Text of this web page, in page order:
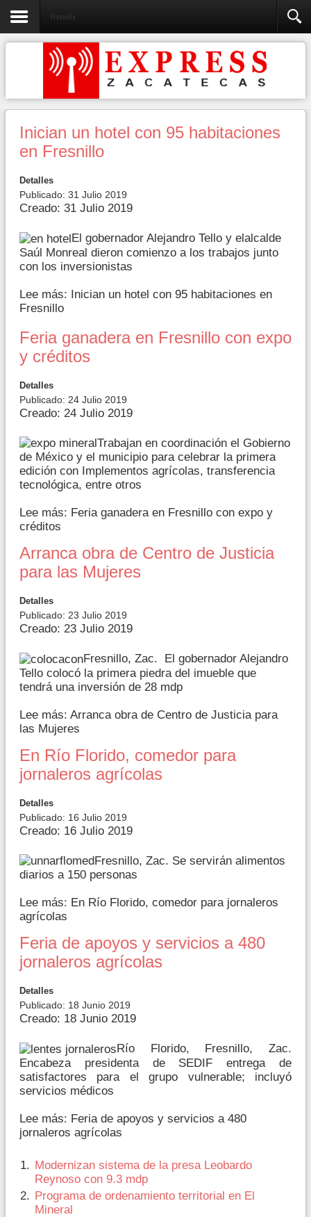
Fresnillo
Inician un hotel con 95 habitaciones
en Fresnillo
Detalles
Publicado: 31 Julio 2019
Creado: 31 Julio 2019
El gobernador Alejandro Tello y elalcalde
Saúl Monreal dieron comienzo a los trabajos junto
con los inversionistas
Lee más: Inician un hotel con 95 habitaciones en
Fresnillo
Feria ganadera en Fresnillo con expo
y créditos
Detalles
Publicado: 24 Julio 2019
Creado: 24 Julio 2019
Trabajan en coordinación el Gobierno
de México y el municipio para celebrar la primera
edición con Implementos agrícolas, transferencia
tecnológica, entre otros
Lee más: Feria ganadera en Fresnillo con expo y
créditos
Arranca obra de Centro de Justicia
para las Mujeres
Detalles
Publicado: 23 Julio 2019
Creado: 23 Julio 2019
Fresnillo, Zac. El gobernador Alejandro
Tello colocó la primera piedra del imueble que
tendrá una inversión de 28 mdp
Lee más: Arranca obra de Centro de Justicia para
las Mujeres
En Río Florido, comedor para
jornaleros agrícolas
Detalles
Publicado: 16 Julio 2019
Creado: 16 Julio 2019
Fresnillo, Zac. Se servirán alimentos
diarios a 150 personas
Lee más: En Río Florido, comedor para jornaleros
agrícolas
Feria de apoyos y servicios a 480
jornaleros agrícolas
Detalles
Publicado: 18 Junio 2019
Creado: 18 Junio 2019
Río Florido, Fresnillo, Zac.
Encabeza presidenta de SEDIF entrega de
satisfactores para el grupo vulnerable; incluyó
servicios médicos
Lee más: Feria de apoyos y servicios a 480
jornaleros agrícolas
Modernizan sistema de la presa Leobardo
Reynoso con 9.3 mdp
Programa de ordenamiento territorial en El
Mineral